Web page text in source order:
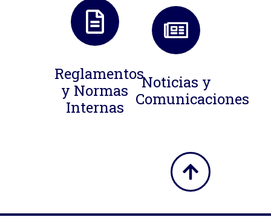
Reglamentos
y Normas
Internas
Noticias y
Comunicaciones